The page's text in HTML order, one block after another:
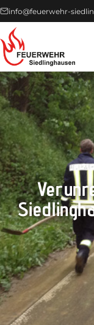
info@feuerwehr-
Home
Förderer
Einsätze
News
Technik
Fahrzeuge
Feuerwehrhaus
Jugendfeuerwehr